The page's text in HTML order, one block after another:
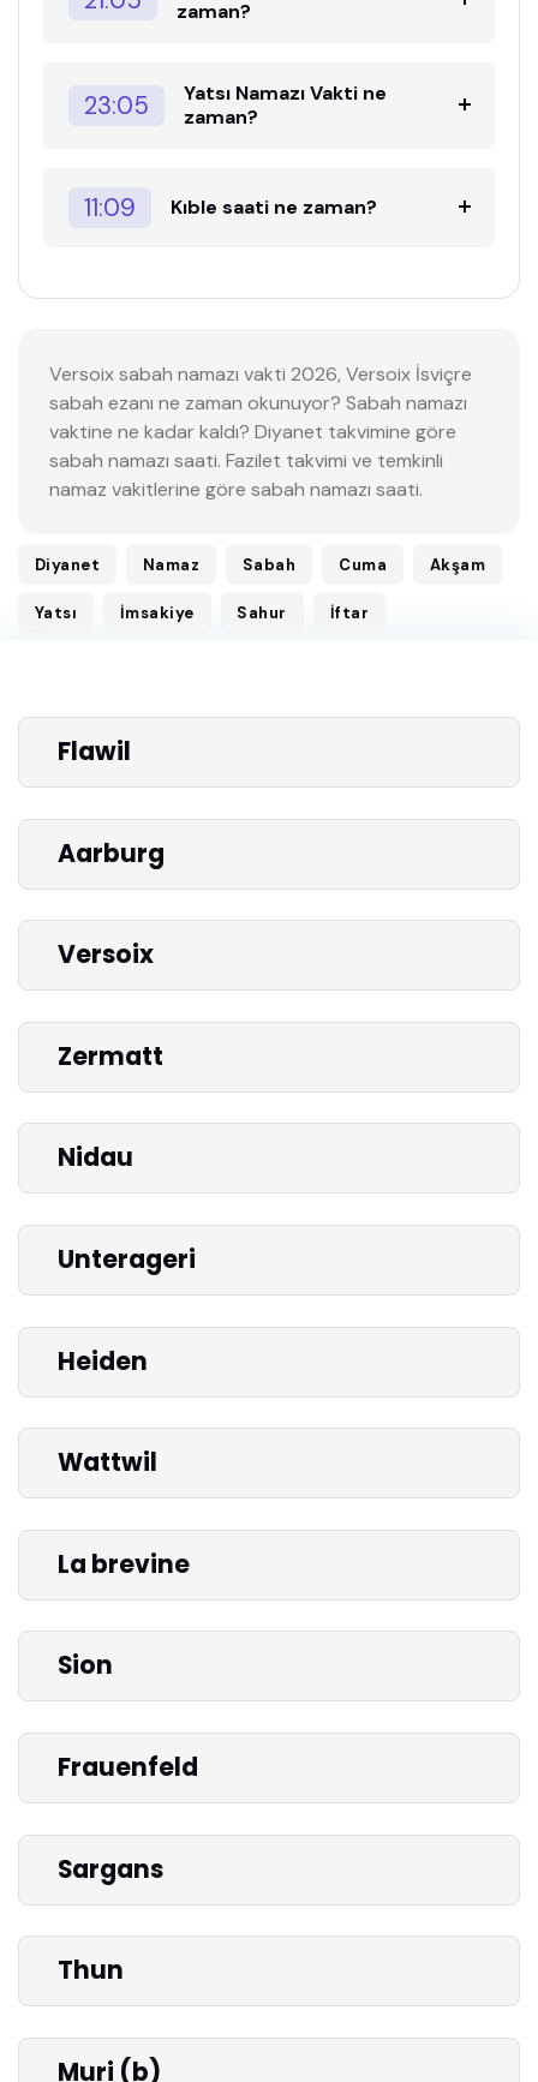
zaman?
23:05
Yatsı Namazı Vakti ne
zaman?
11:09 Kıble saati ne zaman?
Versoix sabah namazı vakti 2026, Versoix İsviçre
sabah ezanı ne zaman okunuyor? Sabah namazı
vaktine ne kadar kaldı? Diyanet takvimine göre
sabah namazı saati. Fazilet takvimi ve temkinli
namaz vakitlerine göre sabah namazı saati.
Diyanet Namaz Sabah Cuma Akşam
Yatsı İmsakiye Sahur İftar
Flawil
Aarburg
Versoix
Zermatt
Nidau
Unterageri
Heiden
Wattwil
La brevine
Sion
Frauenfeld
Sargans
Thun
Muri (b)